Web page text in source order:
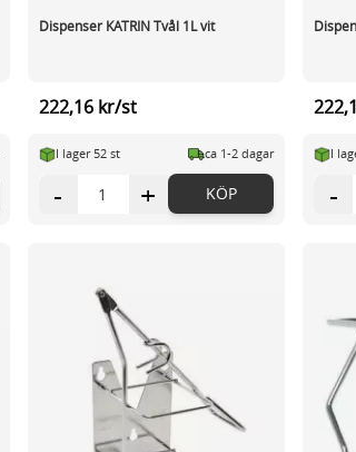
Dispenser KATRIN Tvål 1L vit
222,16 kr/st
I lager 52 st ca 1-2 dagar
- + KÖP
I
-